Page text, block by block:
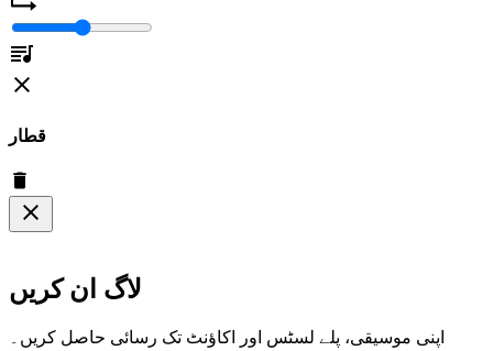
قطار
لاگ ان کریں
اپنی موسیقی، پلے لسٹس اور اکاؤنٹ تک رسائی حاصل کریں۔